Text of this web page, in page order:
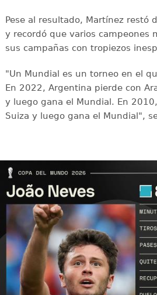
Pese al resultado, Martínez restó
y recordó que varios campeones
sus campañas con tropiezos
"Un Mundial es un torneo en el
En 2022, Argentina pierde con
y luego gana el Mundial. En
Suiza y luego gana el Mundial",